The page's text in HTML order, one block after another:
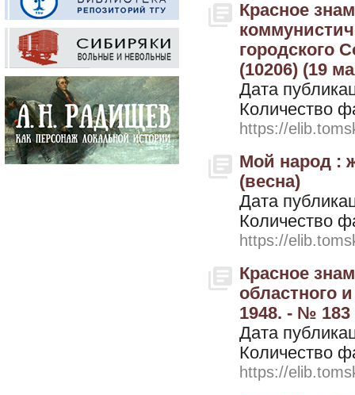
Красное
городского
(10206) (19
Дата
Количество
https://
Мой народ :
(весна)
Дата
Количество
https://
Красное
областного
1948. - № 183
Дата
Количество
https://